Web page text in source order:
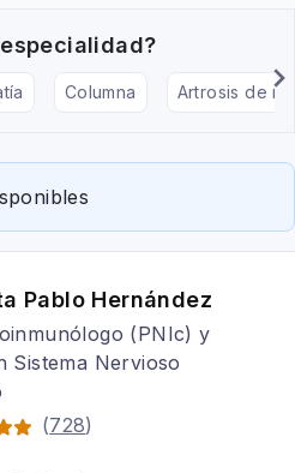
Columna Artrosis de
Pablo Hernández
(PNIc) y
Sistema Nervioso
(728)